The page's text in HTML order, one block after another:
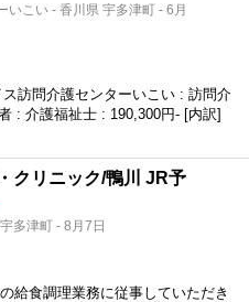
いこい - 香川県 宇多津町 - 6月
訪問介護センターいこい : 訪問介
: 介護福祉士 : 190,300円- [内訳]
クリニック/鴨川 JR予
多津町 - 8月7日
給食調理業務に従事していただき